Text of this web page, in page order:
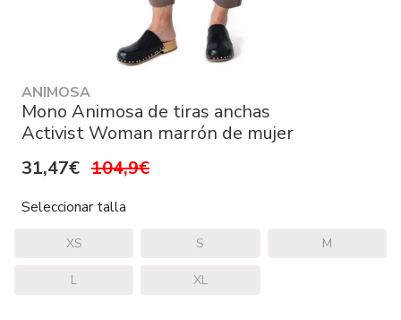
ANIMOSA
Mono Animosa de tiras anchas
Activist Woman marrón de mujer
31,47€ 104,9€
Seleccionar talla
XS S M
L XL